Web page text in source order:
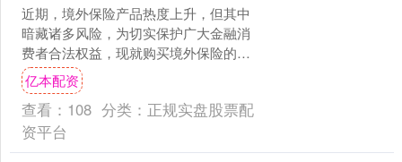
近期，境外保险产品热度上升，但其中
暗藏诸多风险，为切实保护广大金融消
费者合法权益，现就购买境外保险的风
险提示如下： 一、任何公司推介、宣
传、销售保险产品均需持有....
亿本配资
查看： 108 分类： 正规实盘股票配
资平台